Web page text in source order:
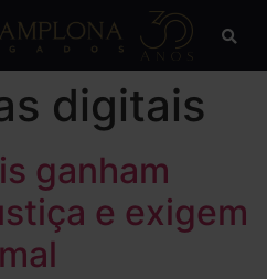
digitais
ganham
e exigem